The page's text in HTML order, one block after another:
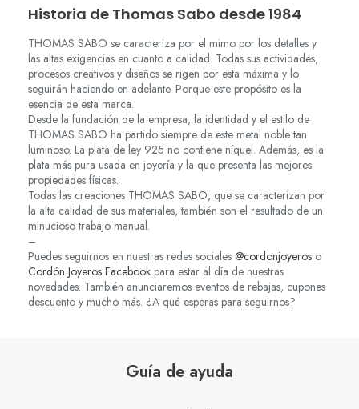
Historia de Thomas Sabo desde 1984
THOMAS SABO se caracteriza por el mimo por los detalles y
las altas exigencias en cuanto a calidad. Todas sus actividades,
procesos creativos y diseños se rigen por esta máxima y lo
seguirán haciendo en adelante. Porque este propósito es la
esencia de esta marca.
Desde la fundación de la empresa, la identidad y el estilo de
THOMAS SABO ha partido siempre de este metal noble tan
luminoso. La plata de ley 925 no contiene níquel. Además, es la
plata más pura usada en joyería y la que presenta las mejores
propiedades físicas.
Todas las creaciones THOMAS SABO, que se caracterizan por
la alta calidad de sus materiales, también son el resultado de un
minucioso trabajo manual.
–
Puedes seguirnos en nuestras redes sociales @cordonjoyeros o
Cordón Joyeros Facebook para estar al día de nuestras
novedades. También anunciaremos eventos de rebajas, cupones
descuento y mucho más. ¿A qué esperas para seguirnos?
Guía de ayuda